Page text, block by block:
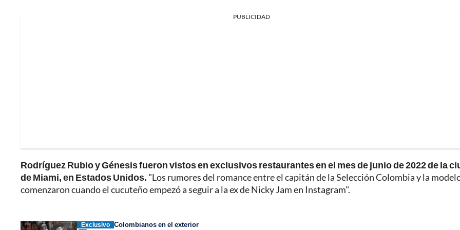
PUBLICIDAD
Rodríguez Rubio y Génesis fueron vistos en exclusivos restaurantes en el mes de junio de 2022 de la
de Miami, en Estados Unidos. "Los rumores del romance entre el capitán de la Selección Colombia y la
comenzaron cuando el cucuteño empezó a seguir a la ex de Nicky Jam en Instagram".
Exclusivo Colombianos en el exterior